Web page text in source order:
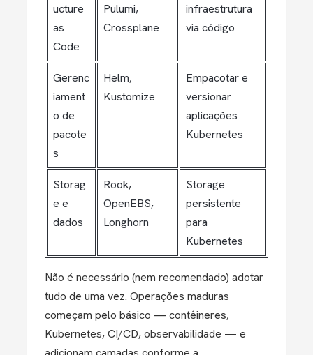
ucture
as
Code
Pulumi,
Crossplane
infraestrutura
via código
Gerenc
iament
o de
pacote
s
Helm,
Kustomize
Empacotar e
versionar
aplicações
Kubernetes
Storag
e e
dados
Rook,
OpenEBS,
Longhorn
Storage
persistente
para
Kubernetes
Não é necessário (nem recomendado) adotar
tudo de uma vez. Operações maduras
começam pelo básico — contêineres,
Kubernetes, CI/CD, observabilidade — e